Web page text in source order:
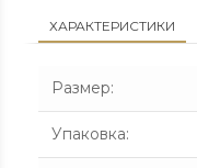
ХАРАКТЕРИСТИКИ
Размер:
Упаковка: